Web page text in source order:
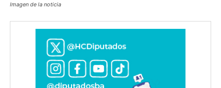
Imagen de la noticia